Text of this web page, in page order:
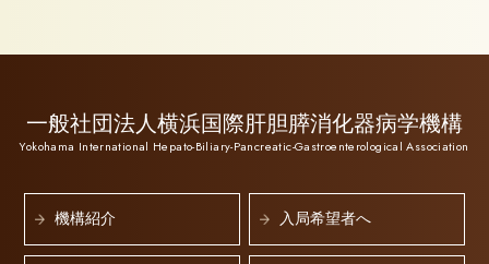
一般社団法人横浜国際肝胆膵消化器病学機構
Yokohama International Hepato-Biliary-Pancreatic-Gastroenterological Association
機構紹介 入局希望者へ